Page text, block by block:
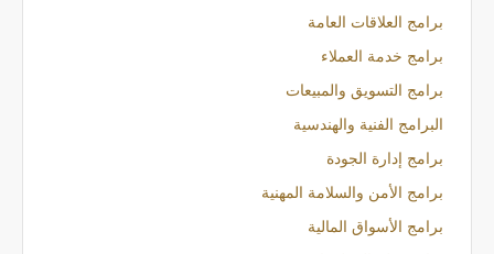
برامج العلاقات العامة
برامج خدمة العملاء
برامج التسويق والمبيعات
البرامج الفنية والهندسية
برامج إدارة الجودة
برامج الأمن والسلامة المهنية
برامج الأسواق المالية